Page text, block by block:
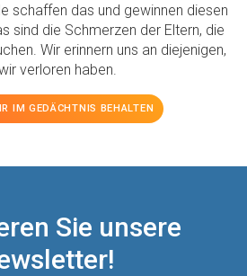
schaffen das und gewinnen diesen
sind die Schmerzen der Eltern, die
Wir erinnern uns an diejenigen,
verloren haben.
IM GEDÄCHTNIS BEHALTEN
Sie unsere